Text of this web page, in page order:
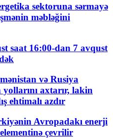
sektoruna sərmayə
məbləğini
saat 16:00-dan 7 avqust
və Rusiya
axtarır, lakin
ehtimalı azdır
Avropadakı enerji
çevrilir